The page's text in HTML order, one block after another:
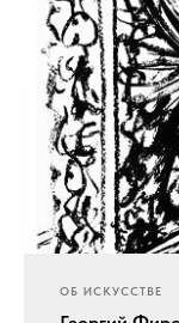
ОБ ИСКУССТВЕ
Меню
Обо мне
Нарисованное
Написанное
Осознанное